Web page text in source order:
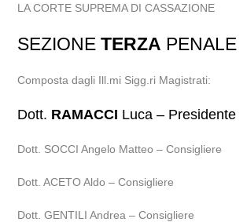
LA CORTE SUPREMA DI CASSAZIONE
SEZIONETERZA PENALE
Composta dagli Ill.mi Sigg.ri Magistrati:
Dott. RAMACCI Luca – Presidente
Dott. SOCCI Angelo Matteo – Consigliere
Dott. ACETO Aldo – Consigliere
Dott. GENTILI Andrea – Consigliere